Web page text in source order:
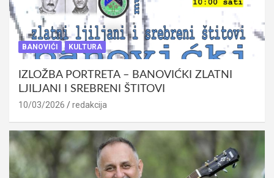
BANOVIĆI KULTURA
IZLOŽBA PORTRETA – BANOVIĆKI ZLATNI
LJILJANI I SREBRENI ŠTITOVI
10/03/2026 redakcija